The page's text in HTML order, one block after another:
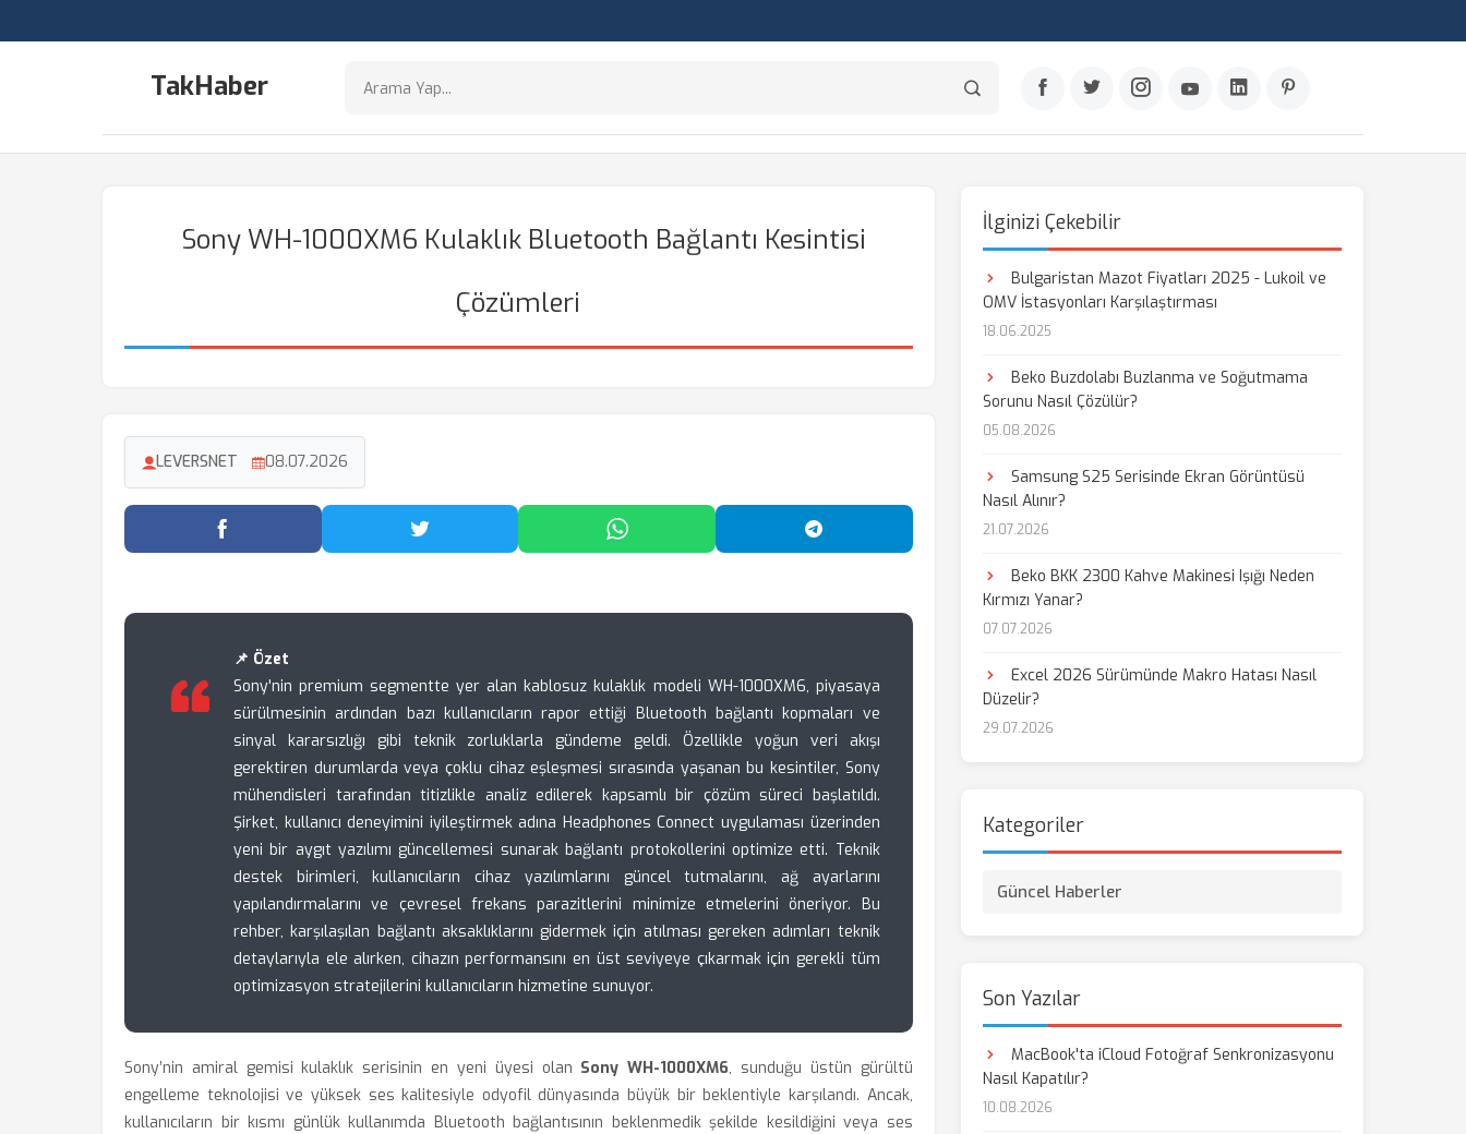
TakHaber
Sony WH-1000XM6 Kulaklık Bluetooth Bağlantı Kesintisi
Çözümleri
LEVERSNET 08.07.2026
Facebook'ta Paylaş Twitter'da Paylaş WhatsApp'ta Paylaş Telegram'da Paylaş
📌 Özet
Sony'nin premium segmentte yer alan kablosuz kulaklık modeli WH-1000XM6, piyasaya
sürülmesinin ardından bazı kullanıcıların rapor ettiği Bluetooth bağlantı kopmaları ve
sinyal kararsızlığı gibi teknik zorluklarla gündeme geldi. Özellikle yoğun veri akışı
gerektiren durumlarda veya çoklu cihaz eşleşmesi sırasında yaşanan bu kesintiler, Sony
mühendisleri tarafından titizlikle analiz edilerek kapsamlı bir çözüm süreci başlatıldı.
Şirket, kullanıcı deneyimini iyileştirmek adına Headphones Connect uygulaması üzerinden
yeni bir aygıt yazılımı güncellemesi sunarak bağlantı protokollerini optimize etti. Teknik
destek birimleri, kullanıcıların cihaz yazılımlarını güncel tutmalarını, ağ ayarlarını
yapılandırmalarını ve çevresel frekans parazitlerini minimize etmelerini öneriyor. Bu
rehber, karşılaşılan bağlantı aksaklıklarını gidermek için atılması gereken adımları teknik
detaylarıyla ele alırken, cihazın performansını en üst seviyeye çıkarmak için gerekli tüm
optimizasyon stratejilerini kullanıcıların hizmetine sunuyor.
Sony’nin amiral gemisi kulaklık serisinin en yeni üyesi olan Sony WH-1000XM6, sunduğu üstün gürültü
engelleme teknolojisi ve yüksek ses kalitesiyle odyofil dünyasında büyük bir beklentiyle karşılandı. Ancak,
kullanıcıların bir kısmı günlük kullanımda Bluetooth bağlantısının beklenmedik şekilde kesildiğini veya ses
İlginizi Çekebilir
Bulgaristan Mazot Fiyatları 2025 - Lukoil ve
OMV İstasyonları Karşılaştırması
18.06.2025
Beko Buzdolabı Buzlanma ve Soğutmama
Sorunu Nasıl Çözülür?
05.08.2026
Samsung S25 Serisinde Ekran Görüntüsü
Nasıl Alınır?
21.07.2026
Beko BKK 2300 Kahve Makinesi Işığı Neden
Kırmızı Yanar?
07.07.2026
Excel 2026 Sürümünde Makro Hatası Nasıl
Düzelir?
29.07.2026
Kategoriler
Güncel Haberler
Son Yazılar
MacBook'ta iCloud Fotoğraf Senkronizasyonu
Nasıl Kapatılır?
10.08.2026